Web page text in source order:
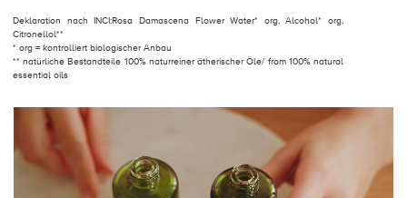
Deklaration nach INCI:Rosa Damascena Flower Water* org, Alcohol* org,
Citronellol**
* org = kontrolliert biologischer Anbau
** natürliche Bestandteile 100% naturreiner ätherischer Öle/ from 100% natural
essential oils